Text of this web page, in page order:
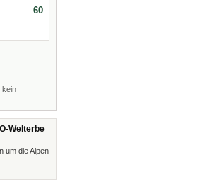
60
kein
Welterbe
um die Alpen